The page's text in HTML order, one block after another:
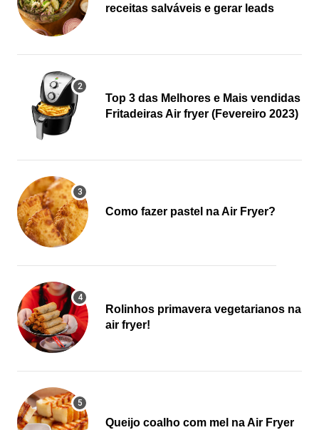
receitas salváveis e gerar leads
Top 3 das Melhores e Mais vendidas
Fritadeiras Air fryer (Fevereiro 2023)
Como fazer pastel na Air Fryer?
Rolinhos primavera vegetarianos na
air fryer!
Queijo coalho com mel na Air Fryer